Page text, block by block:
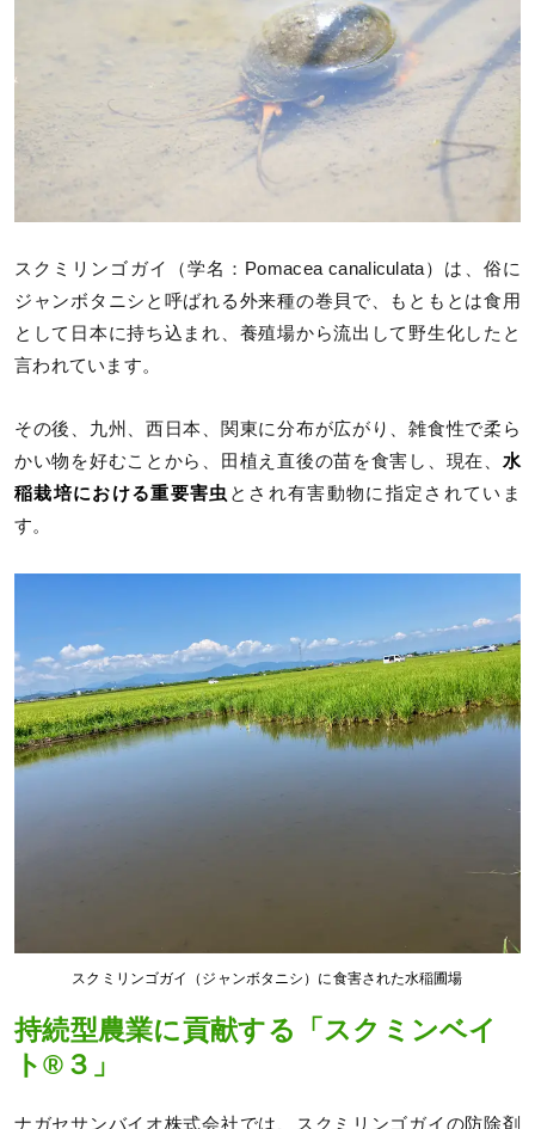
スクミリンゴガイ（学名：Pomacea canaliculata）は、俗に
ジャンボタニシと呼ばれる外来種の巻貝で、もともとは食用
として日本に持ち込まれ、養殖場から流出して野生化したと
言われています。
その後、九州、西日本、関東に分布が広がり、雑食性で柔ら
かい物を好むことから、田植え直後の苗を食害し、現在、 水
稲栽培における重要害虫 とされ有害動物に指定されていま
す。
スクミリンゴガイ（ジャンボタニシ）に食害された水稲圃場
持続型農業に貢献する「スクミンベイ
ト®３」
ナガセサンバイオ株式会社では、スクミリンゴガイの防除剤